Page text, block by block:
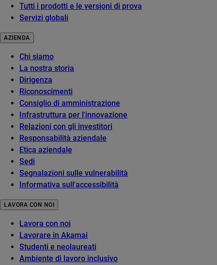
Tutti i prodotti e le versioni di prova
Servizi globali
AZIENDA
Chi siamo
La nostra storia
Dirigenza
Riconoscimenti
Consiglio di amministrazione
Infrastruttura per l'innovazione
Relazioni con gli investitori
Responsabilità aziendale
Etica aziendale
Sedi
Segnalazioni sulle vulnerabilità
Informativa sull'accessibilità
LAVORA CON NOI
Lavora con noi
Lavorare in Akamai
Studenti e neolaureati
Ambiente di lavoro inclusivo